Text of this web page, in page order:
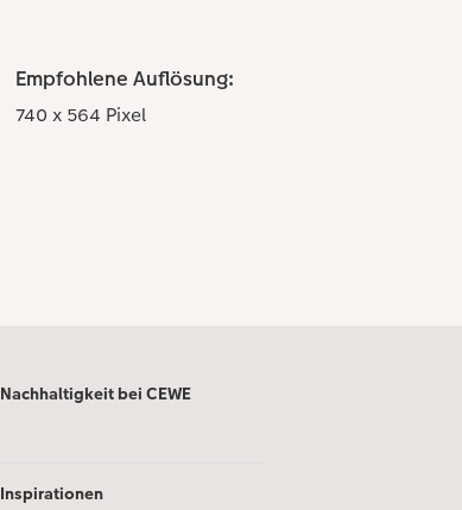
Empfohlene Auflösung:
740 x 564 Pixel
Nachhaltigkeit bei CEWE
Inspirationen